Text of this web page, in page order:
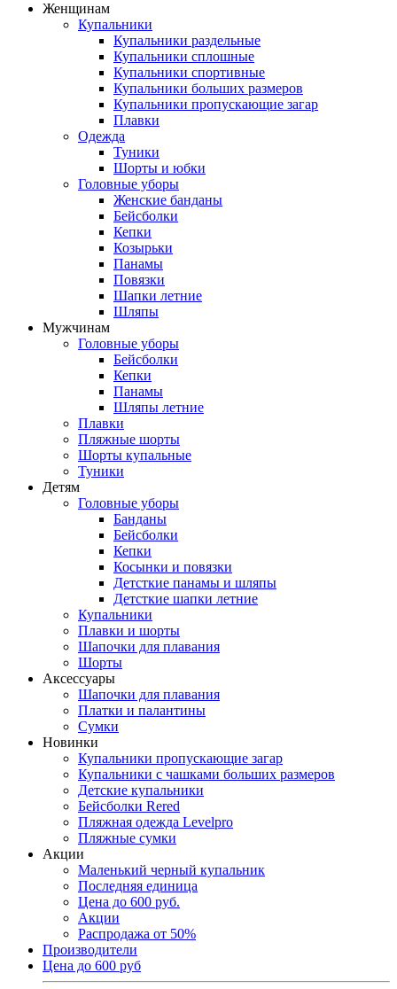
Женщинам
Купальники
Купальники раздельные
Купальники сплошные
Купальники спортивные
Купальники больших размеров
Купальники пропускающие загар
Плавки
Одежда
Туники
Шорты и юбки
Головные уборы
Женские банданы
Бейсболки
Кепки
Козырьки
Панамы
Повязки
Шапки летние
Шляпы
Мужчинам
Головные уборы
Бейсболки
Кепки
Панамы
Шляпы летние
Плавки
Пляжные шорты
Шорты купальные
Туники
Детям
Головные уборы
Банданы
Бейсболки
Кепки
Косынки и повязки
Детсткие панамы и шляпы
Детсткие шапки летние
Купальники
Плавки и шорты
Шапочки для плавания
Шорты
Аксессуары
Шапочки для плавания
Платки и палантины
Сумки
Новинки
Купальники пропускающие загар
Купальники с чашками больших размеров
Детские купальники
Бейсболки Rered
Пляжная одежда Levelpro
Пляжные сумки
Акции
Маленький черный купальник
Последняя единица
Цена до 600 руб.
Акции
Распродажа от 50%
Производители
Цена до 600 руб